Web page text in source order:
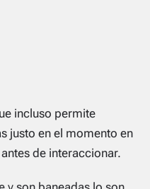
incluso permite
justo en el momento en
de interaccionar.